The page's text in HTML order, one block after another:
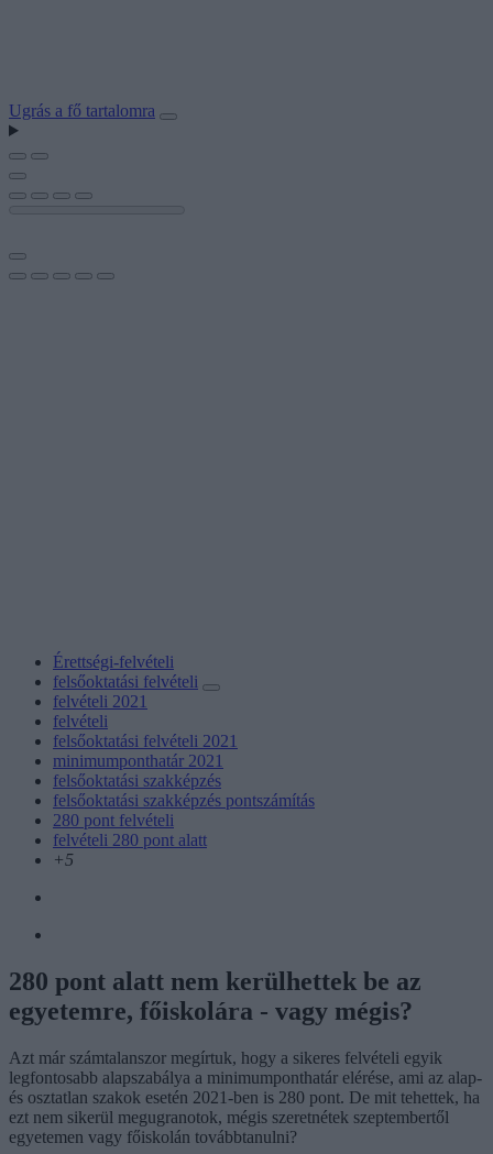
Ugrás a fő tartalomra
Érettségi-felvételi
felsőoktatási felvételi
felvételi 2021
felvételi
felsőoktatási felvételi 2021
minimumponthatár 2021
felsőoktatási szakképzés
felsőoktatási szakképzés pontszámítás
280 pont felvételi
felvételi 280 pont alatt
+5
280 pont alatt nem kerülhettek be az
egyetemre, főiskolára - vagy mégis?
Azt már számtalanszor megírtuk, hogy a sikeres felvételi egyik
legfontosabb alapszabálya a minimumponthatár elérése, ami az alap-
és osztatlan szakok esetén 2021-ben is 280 pont. De mit tehettek, ha
ezt nem sikerül megugranotok, mégis szeretnétek szeptembertől
egyetemen vagy főiskolán továbbtanulni?